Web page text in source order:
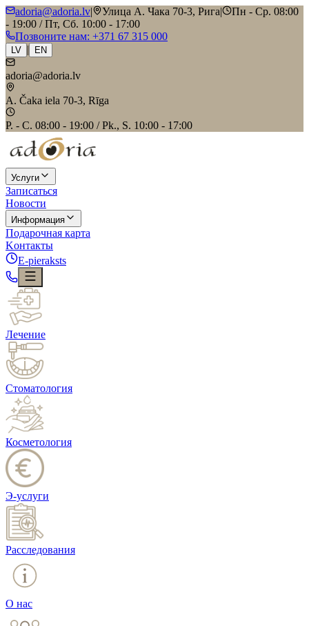
adoria@adoria.lv| Улица А. Чака 70-3, Рига|
Пн - Ср. 08:00
- 19:00 / Пт, Сб. 10:00 - 17:00
Позвоните нам: +371 67 315 000
LV | EN
adoria@adoria.lv
A. Čaka iela 70-3, Rīga
P. - C. 08:00 - 19:00 / Pk., S. 10:00 - 17:00
Услуги
Записаться
Новости
Информация
Подарочная карта
Kонтакты
E-pieraksts
Лечение
Стоматология
Косметология
Э-услуги
Расследования
О нас